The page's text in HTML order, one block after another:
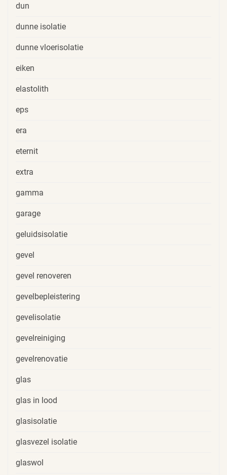
dun
dunne isolatie
dunne vloerisolatie
eiken
elastolith
eps
era
eternit
extra
gamma
garage
geluidsisolatie
gevel
gevel renoveren
gevelbepleistering
gevelisolatie
gevelreiniging
gevelrenovatie
glas
glas in lood
glasisolatie
glasvezel isolatie
glaswol